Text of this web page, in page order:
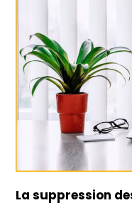
La suppression